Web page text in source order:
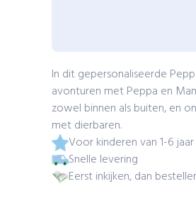
In dit gepersonaliseerde
avonturen met Peppa en
zowel binnen als buiten, en
met dierbaren.
Voor kinderen van 1-6 jaar
Snelle levering
Eerst inkijken, dan